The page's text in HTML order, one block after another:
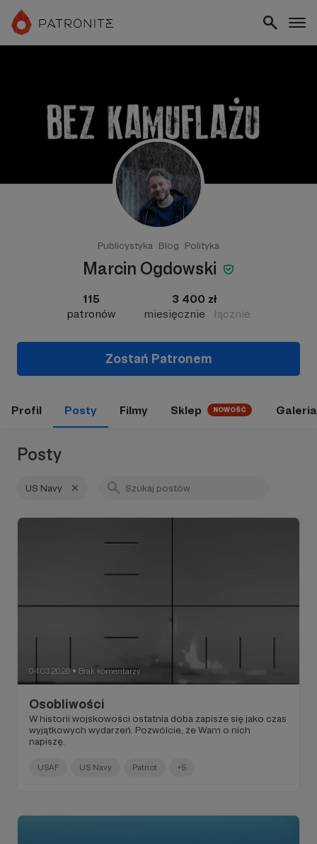
Publicystyka Blog Polityka
Marcin Ogdowski
115
patronów
3 400 zł
miesięcznie
łącznie
Zostań Patronem
Profil Posty Filmy Sklep NOWOŚĆ Galeria
Posty
US Navy
04.03.2026 ● Brak komentarzy
Osobliwości
W historii wojskowości ostatnia doba zapisze się jako czas
wyjątkowych wydarzeń. Pozwólcie, że Wam o nich
napiszę.
USAF US Navy Patriot +5